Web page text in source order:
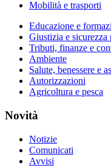
Mobilità e trasporti
Educazione e
Giustizia e sicurezza
Tributi, finanze e
Ambiente
Salute, benessere e
Autorizzazioni
Agricoltura e pesca
Novità
Notizie
Comunicati
Avvisi